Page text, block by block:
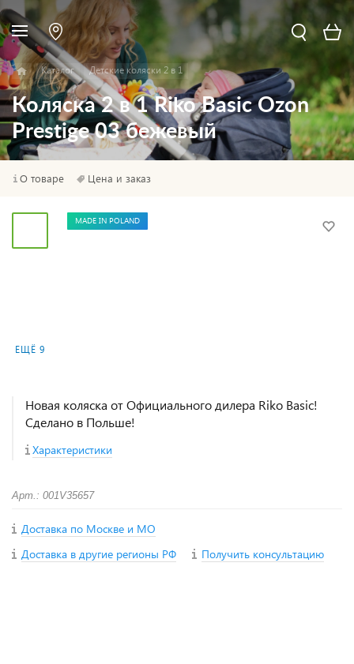
Каталог Детские коляски 2 в 1
Коляска 2 в 1 Riko Basic Ozon
Prestige 03 бежевый
О товаре Цена и заказ
ЕЩЁ 9
MADE IN POLAND
Новая коляска от Официального дилера Riko Basic!
Сделано в Польше!
Характеристики
Арт.: 001V35657
Доставка по Москве и МО
Доставка в другие регионы РФ
Получить консультацию